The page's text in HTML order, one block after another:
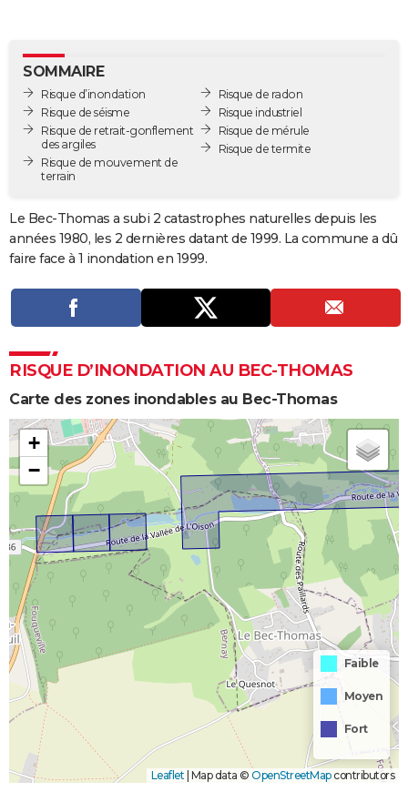
GUIDES D'ACHAT
BONS PLANS
CARTE DE VOEUX
Carte de Noël
Carte Bonne année
Carte Saint-Valentin
Carte Pâques
Carte d'anniversaire
DICTIONNAIRE
COPAINS D'AVANT
Bricolage
Lifestyle
Culture
Sport
Auto
Television
Voyage
Cinema
SOMMAIRE
Risque d’inondation
Risque de séisme
Risque de retrait-gonflement
des argiles
Risque de mouvement de
terrain
Risque de radon
Risque industriel
Risque de mérule
Risque de termite
Le Bec-Thomas a subi 2 catastrophes naturelles depuis les
années 1980, les 2 dernières datant de 1999. La commune a dû
faire face à 1 inondation en 1999.
RISQUE D’INONDATION AU BEC-THOMAS
Carte des zones inondables au Bec-Thomas
+
−
Faible
Moyen
Fort
Leaflet | Map data © OpenStreetMapcontributors